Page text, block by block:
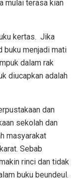
mulai terasa kian
kertas. Jika
buku menjadi mati
dalam rak
diucapkan adalah
dan
sekolah dan
masyarakat
Sebab
rinci dan tidak
buku beundeul.